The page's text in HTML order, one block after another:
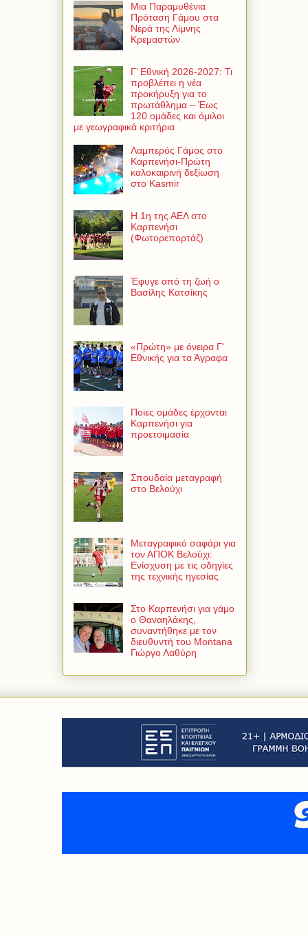
Μια Παραμυθένια
Πρόταση Γάμου στα
Νερά της Λίμνης
Κρεμαστών
Γ’ Εθνική 2026-2027: Τι
προβλέπει η νέα
προκήρυξη για το
πρωτάθλημα – Έως
120 ομάδες και όμιλοι
με γεωγραφικά κριτήρια
Λαμπερός Γάμος στο
Καρπενήσι-Πρώτη
καλοκαιρινή δεξίωση
στο Kasmir
Η 1η της ΑΕΛ στο
Καρπενήσι
(Φωτορεπορτάζ)
Έφυγε από τη ζωή ο
Βασίλης Κατσίκης
«Πρώτη» με όνειρα Γ'
Εθνικής για τα Άγραφα
Ποιες ομάδες έρχονται
Καρπενήσι για
προετοιμασία
Σπουδαία μεταγραφή
στο Βελούχι
Μεταγραφικό σαφάρι για
τον ΑΠΟΚ Βελούχι:
Ενίσχυση με τις οδηγίες
της τεχνικής ηγεσίας
Στο Καρπενήσι για γάμο
ο Θαναηλάκης,
συναντήθηκε με τον
διευθυντή του Montana
Γιώργο Λαθύρη